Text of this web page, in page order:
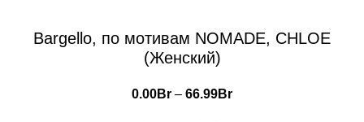
Bargello, по мотивам NOMADE, CHLOE
(Женский)
0.00Br – 66.99Br